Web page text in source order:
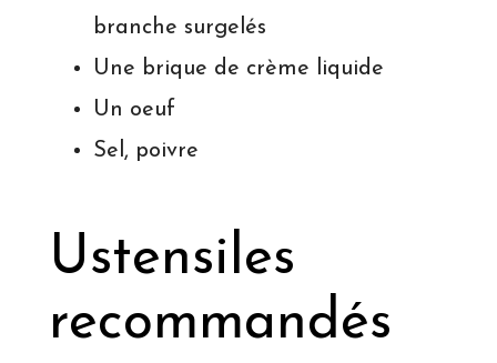
branche surgelés
Une brique de crème liquide
Un oeuf
Sel, poivre
Ustensiles
recommandés